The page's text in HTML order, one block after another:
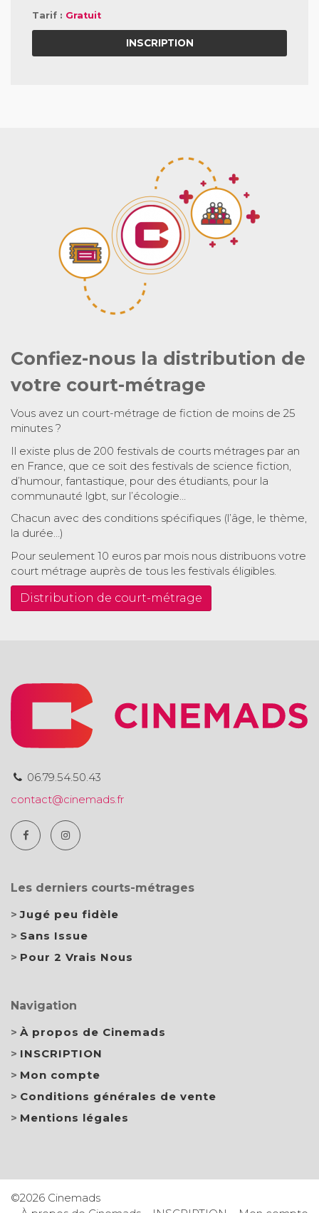
Tarif : Gratuit
INSCRIPTION
Confiez-nous la distribution de
votre court-métrage
Vous avez un court-métrage de fiction de moins de 25
minutes ?
Il existe plus de 200 festivals de courts métrages par an
en France, que ce soit des festivals de science fiction,
d’humour, fantastique, pour des étudiants, pour la
communauté lgbt, sur l’écologie…
Chacun avec des conditions spécifiques (l’âge, le thème,
la durée…)
Pour seulement 10 euros par mois nous distribuons votre
court métrage auprès de tous les festivals éligibles.
Distribution de court-métrage
06.79.54.50.43
contact@cinemads.fr
Les derniers courts-métrages
Jugé peu fidèle
Sans Issue
Pour 2 Vrais Nous
Navigation
À propos de Cinemads
INSCRIPTION
Mon compte
Conditions générales de vente
Mentions légales
©2026 Cinemads